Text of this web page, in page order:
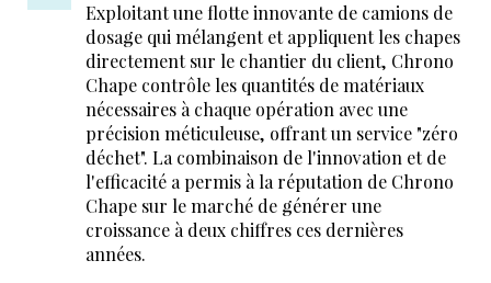
Exploitant une flotte innovante de camions de
dosage qui mélangent et appliquent les chapes
directement sur le chantier du client, Chrono
Chape contrôle les quantités de matériaux
nécessaires à chaque opération avec une
précision méticuleuse, offrant un service "zéro
déchet". La combinaison de l'innovation et de
l'efficacité a permis à la réputation de Chrono
Chape sur le marché de générer une
croissance à deux chiffres ces dernières
années.